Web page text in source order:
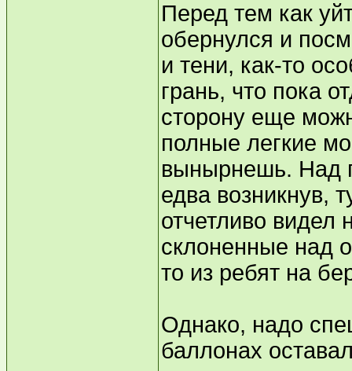
Перед тем как
обернулся и
и тени, как-то
грань, что пока
сторону еще
полные легкие
вынырнешь. Над
едва возникнув,
отчетливо видел
склоненные над
то из ребят на
Однако, надо
баллонах